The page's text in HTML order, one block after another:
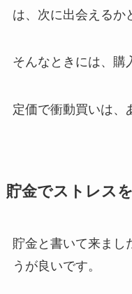
は、次に出会えるか
そんなときには、購
定価で衝動買いは、
貯金でストレス
貯金と書いて来まし
うが良いです。